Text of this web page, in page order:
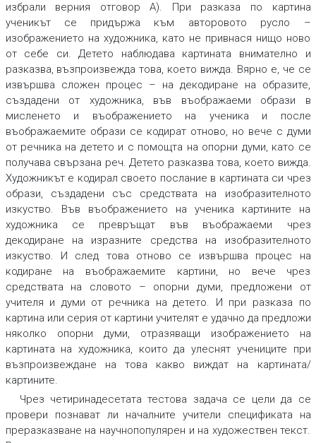
избрали верния отговор А). При разказа по картина
ученикът се придържа към авторовото русло –
изображението на художника, като не привнася нищо ново
от себе си.Детето наблюдава картината внимателно и
разказва, възпроизвежда това, което вижда. Вярно е, че се
извършва сложен процес – на декодиране на образите,
създадени от художника, във въображаеми образи в
мисленето и въображението на ученика и после
въображаемите образи се кодират отново, но вече с думи
от речника на детето и с помощта на опорни думи, като се
получава свързана реч.Детето разказва това, което вижда.
Художникът е кодирал своето послание в картината си чрез
образи, създадени със средствата на изобразителното
изкуство. Във въображението на ученика картините на
художника се превръщат във въображаеми чрез
декодиране на изразните средства на изобразителното
изкуство. И след това отново се извършва процес на
кодиране на въображаемите картини, но вече чрез
средствата на словото – опорни думи, предложени от
учителя и думи от речника на детето. И при разказа по
картина или серия от картини учителят е удачно да предложи
няколко опорни думи, отразяващи изображението на
картината на художника, които да улеснят учениците при
възпроизвеждане на това какво виждат на картината/
картините.
Чрез четиринадесетата тестова задача се цели да се
провери познават ли началните учители спецификата на
преразказване на научнопопулярен и на художествен текст.